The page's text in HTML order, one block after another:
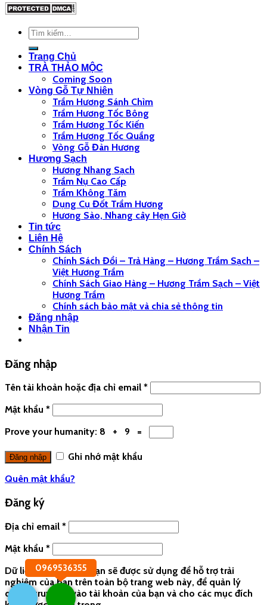
Trang Chủ
TRÀ THẢO MỘC
Coming Soon
Vòng Gỗ Tự Nhiên
Trầm Hương Sánh Chìm
Trầm Hương Tốc Bông
Trầm Hương Tốc Kiến
Trầm Hương Tốc Quầng
Vòng Gỗ Đàn Hương
Hương Sạch
Hương Nhang Sạch
Trầm Nụ Cao Cấp
Trầm Không Tăm
Dụng Cụ Đốt Trầm Hương
Hương Sào, Nhang cây Hẹn Giờ
Tin tức
Liên Hệ
Chính Sách
Chính Sách Đổi – Trả Hàng – Hương Trầm Sạch –
Việt Hương Trầm
Chính Sách Giao Hàng – Hương Trầm Sạch – Việt
Hương Trầm
Chính sách bảo mật và chia sẻ thông tin
Đăng nhập
Nhận Tin
0969536355
Đăng nhập
Tên tài khoản hoặc địa chỉ email *
Mật khẩu *
Prove your humanity: 8 + 9 =
Ghi nhớ mật khẩu
Quên mật khẩu?
Đăng ký
Địa chỉ email *
Mật khẩu *
Dữ liệu cá nhân của bạn sẽ được sử dụng để hỗ trợ trải
nghiệm của bạn trên toàn bộ trang web này, để quản lý
quyền truy cập vào tài khoản của bạn và cho các mục đích